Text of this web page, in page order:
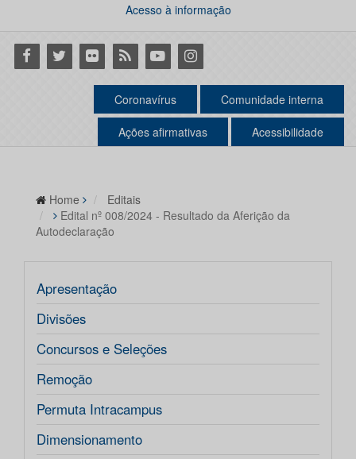
Acesso à informação
Facebook
Twitter Flickr RSS YoutubeInstagram
Coronavírus Comunidade interna
Ações afirmativas Acessibilidade
Home
Editais
Edital nº 008/2024 - Resultado da Aferição da
Autodeclaração
Apresentação
Divisões
Concursos e Seleções
Remoção
Permuta Intracampus
Dimensionamento